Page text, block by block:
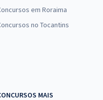
- com Rodrigo Lima
em Roraima
no Tocantins
MAIS